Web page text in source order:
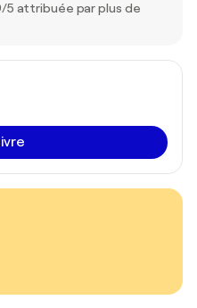
5 attribuée par plus de